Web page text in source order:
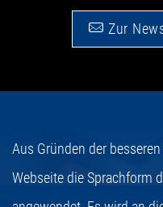
Zur
Aus Gründen der
Webseite die Sprachform